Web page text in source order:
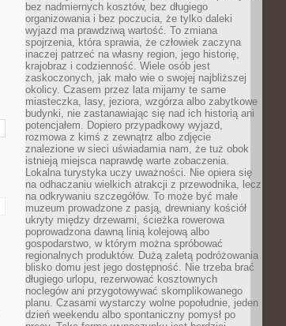
bez nadmiernych kosztów, bez długiego
organizowania i bez poczucia, że tylko daleki
wyjazd ma prawdziwą wartość. To zmiana
spojrzenia, która sprawia, że człowiek zaczyna
inaczej patrzeć na własny region, jego historię,
krajobraz i codzienność. Wiele osób jest
zaskoczonych, jak mało wie o swojej najbliższej
okolicy. Czasem przez lata mijamy te same
miasteczka, lasy, jeziora, wzgórza albo zabytkowe
budynki, nie zastanawiając się nad ich historią ani
potencjałem. Dopiero przypadkowy wyjazd,
rozmowa z kimś z zewnątrz albo zdjęcie
znalezione w sieci uświadamia nam, że tuż obok
istnieją miejsca naprawdę warte zobaczenia.
Lokalna turystyka uczy uważności. Nie opiera się
na odhaczaniu wielkich atrakcji z przewodnika, lecz
na odkrywaniu szczegółów. To może być małe
muzeum prowadzone z pasją, drewniany kościół
ukryty między drzewami, ścieżka rowerowa
poprowadzona dawną linią kolejową albo
gospodarstwo, w którym można spróbować
regionalnych produktów. Dużą zaletą podróżowania
blisko domu jest jego dostępność. Nie trzeba brać
długiego urlopu, rezerwować kosztownych
noclegów ani przygotowywać skomplikowanego
planu. Czasami wystarczy wolne popołudnie, jeden
dzień weekendu albo spontaniczny pomysł po